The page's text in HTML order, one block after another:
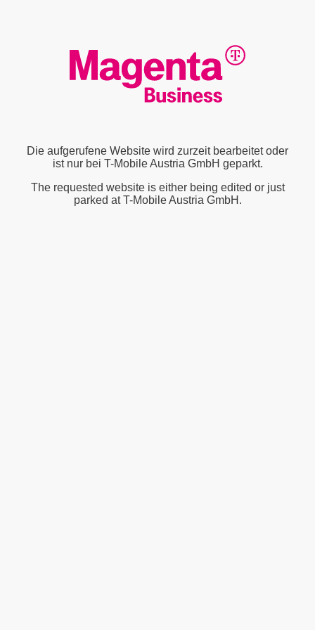
Die aufgerufene Website wird zurzeit bearbeitet oder
ist nur bei T-Mobile Austria GmbH geparkt.
The requested website is either being edited or just
parked at T-Mobile Austria GmbH.